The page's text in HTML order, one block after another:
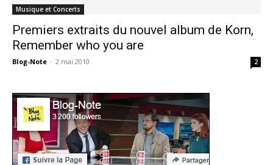
Musique et Concerts
Premiers extraits du nouvel album de Korn,
Remember who you are
Blog-Note - 2 mai 2010 2